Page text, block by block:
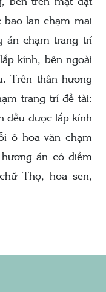
bên trên mặt đặt
bao lan chạm mai
án chạm trang trí
kính, bên ngoài
Trên thân hương
trang trí đề tài:
đều được lắp kính
ô hoa văn chạm
án có diềm
Thọ, hoa sen,